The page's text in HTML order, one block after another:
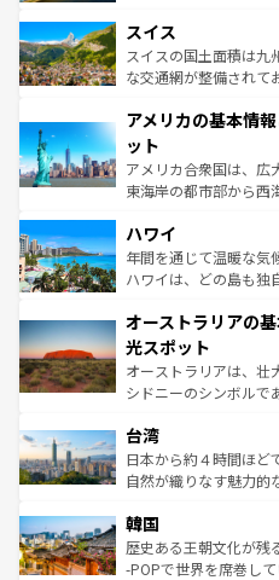
を参照してほしい。
は、お酒好きな人にはぜひ体
ドイツ情報はコンテン
リアごとに異なる魅力
ティー、ビール好きに
戦など、本場だからこ
ンツ一覧を参照してほ
スイス
スイスの国土面積は九
な交通網が整備されて
の建物がそのまま残る
博物館もあり、アルプ
ことができる。国民の
者向けの交通パス提供
着のスイス情報は
アメリカの基本情
ット
アメリカ合衆国は、広
東海岸の都市部から西
のような巨大都市は、
ンメントが詰まった刺
西部には大自然が広が
部のニューオーリンズ
文化が魅力。旅行者は
しみながら、その多様
るだろう。車でのロー
情報は
ハワイ
年間を通じて温暖な気
ハワイは、どの島も独
ワイ島は見逃せない。
島だが、静かな自然を
おすすめ。エメラルド
文化や歴史が息づいて
人々、おいしいローカ
ク、伝統的なフラダン
っている。訪れるたび
はコンテンツ一覧
オーストラリアの
光スポット
オーストラリアは、壮
シドニーのシンボルで
リアリーフや大陸中央
ク）、タスマニアの美
ど、見どころがたくさ
いる。アクティビティ
ビング、ハイキングな
い。オーストラリアの
台湾
日本から約４時間ほど
自然が織りなす魅力的
ン）、静ひつな山岳地
と山間の静けさが共存
驚きをもたらしてくれ
韓国
歴史ある王朝文化が残
-POPで世界を席巻し